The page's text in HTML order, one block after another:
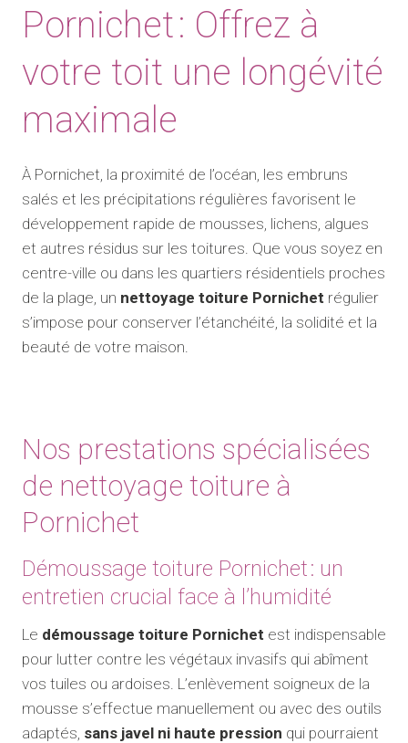
Pornichet : Offrez à
votre toit une longévité
maximale
À Pornichet, la proximité de l’océan, les embruns
salés et les précipitations régulières favorisent le
développement rapide de mousses, lichens, algues
et autres résidus sur les toitures. Que vous soyez en
centre-ville ou dans les quartiers résidentiels proches
de la plage, un nettoyage toiture Pornichet régulier
s’impose pour conserver l’étanchéité, la solidité et la
beauté de votre maison.
Nos prestations spécialisées
de nettoyage toiture à
Pornichet
Démoussage toiture Pornichet : un
entretien crucial face à l’humidité
Le démoussage toiture Pornichet est indispensable
pour lutter contre les végétaux invasifs qui abîment
vos tuiles ou ardoises. L’enlèvement soigneux de la
mousse s’effectue manuellement ou avec des outils
adaptés, sans javel ni haute pression qui pourraient